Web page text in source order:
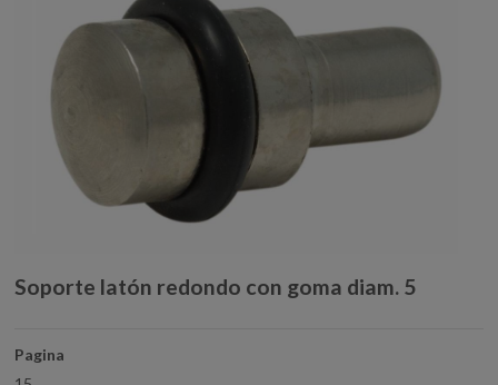
Soporte latón redondo con goma diam. 5
Pagina